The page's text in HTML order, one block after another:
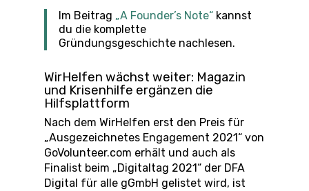
Im Beitrag „A Founder’s Note“kannst
du die komplette
Gründungsgeschichte nachlesen.
WirHelfen wächst weiter: Magazin
und Krisenhilfe ergänzen die
Hilfsplattform
Nach dem WirHelfen erst den Preis für
„Ausgezeichnetes Engagement 2021“ von
GoVolunteer.com erhält und auch als
Finalist beim „Digitaltag 2021“ der DFA
Digital für alle gGmbH gelistet wird, ist